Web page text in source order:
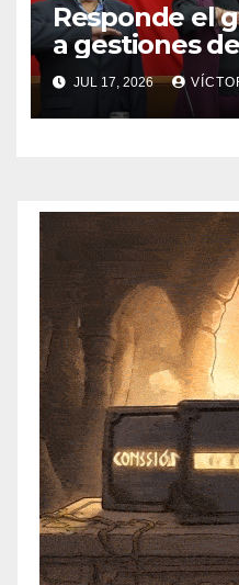
Responde el
a gestiones
Jaramillo
JUL 17, 2026